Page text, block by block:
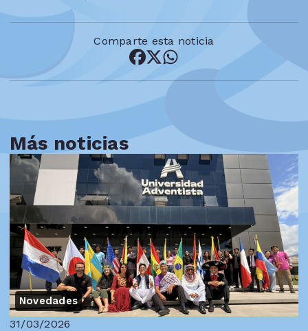
Comparte esta noticia
Más noticias
Novedades
31/03/2026